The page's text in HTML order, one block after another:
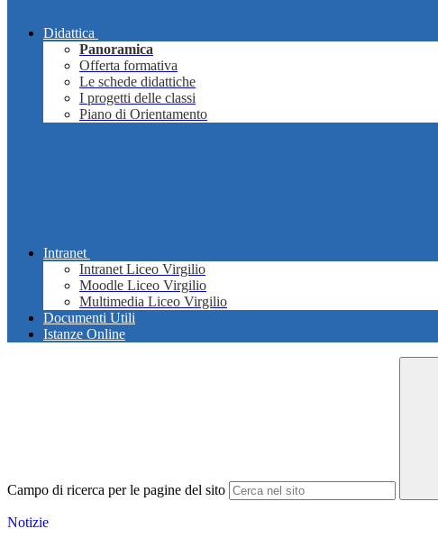
Didattica
Panoramica
Offerta formativa
Le schede didattiche
I progetti delle classi
Piano di Orientamento
Intranet
Intranet Liceo Virgilio
Moodle Liceo Virgilio
Multimedia Liceo Virgilio
Documenti Utili
Istanze Online
Campo di ricerca per le pagine del sito
Notizie